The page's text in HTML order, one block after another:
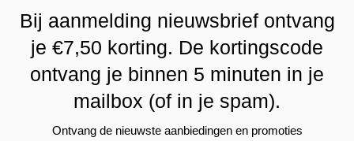
Bij aanmelding nieuwsbrief ontvang
je €7,50 korting. De kortingscode
ontvang je binnen 5 minuten in je
mailbox (of in je spam).
Ontvang de nieuwste aanbiedingen en promoties